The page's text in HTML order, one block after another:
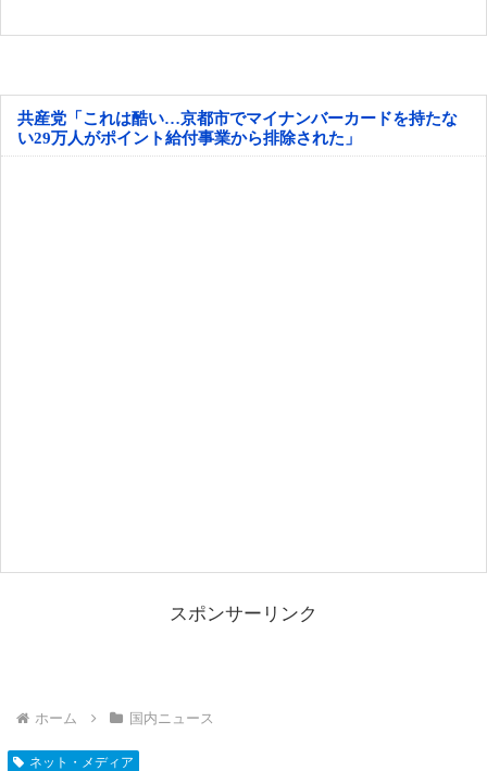
共産党「これは酷い…京都市でマイナンバーカードを持たな
い29万人がポイント給付事業から排除された」
スポンサーリンク
ホーム 国内ニュース
ネット・メディア